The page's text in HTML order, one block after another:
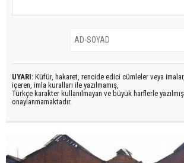
UYARI: Küfür, hakaret, rencide edici cümleler veya
içeren, imla kuralları ile yazılmamış,
Türkçe karakter kullanılmayan ve büyük harflerle
onaylanmamaktadır.